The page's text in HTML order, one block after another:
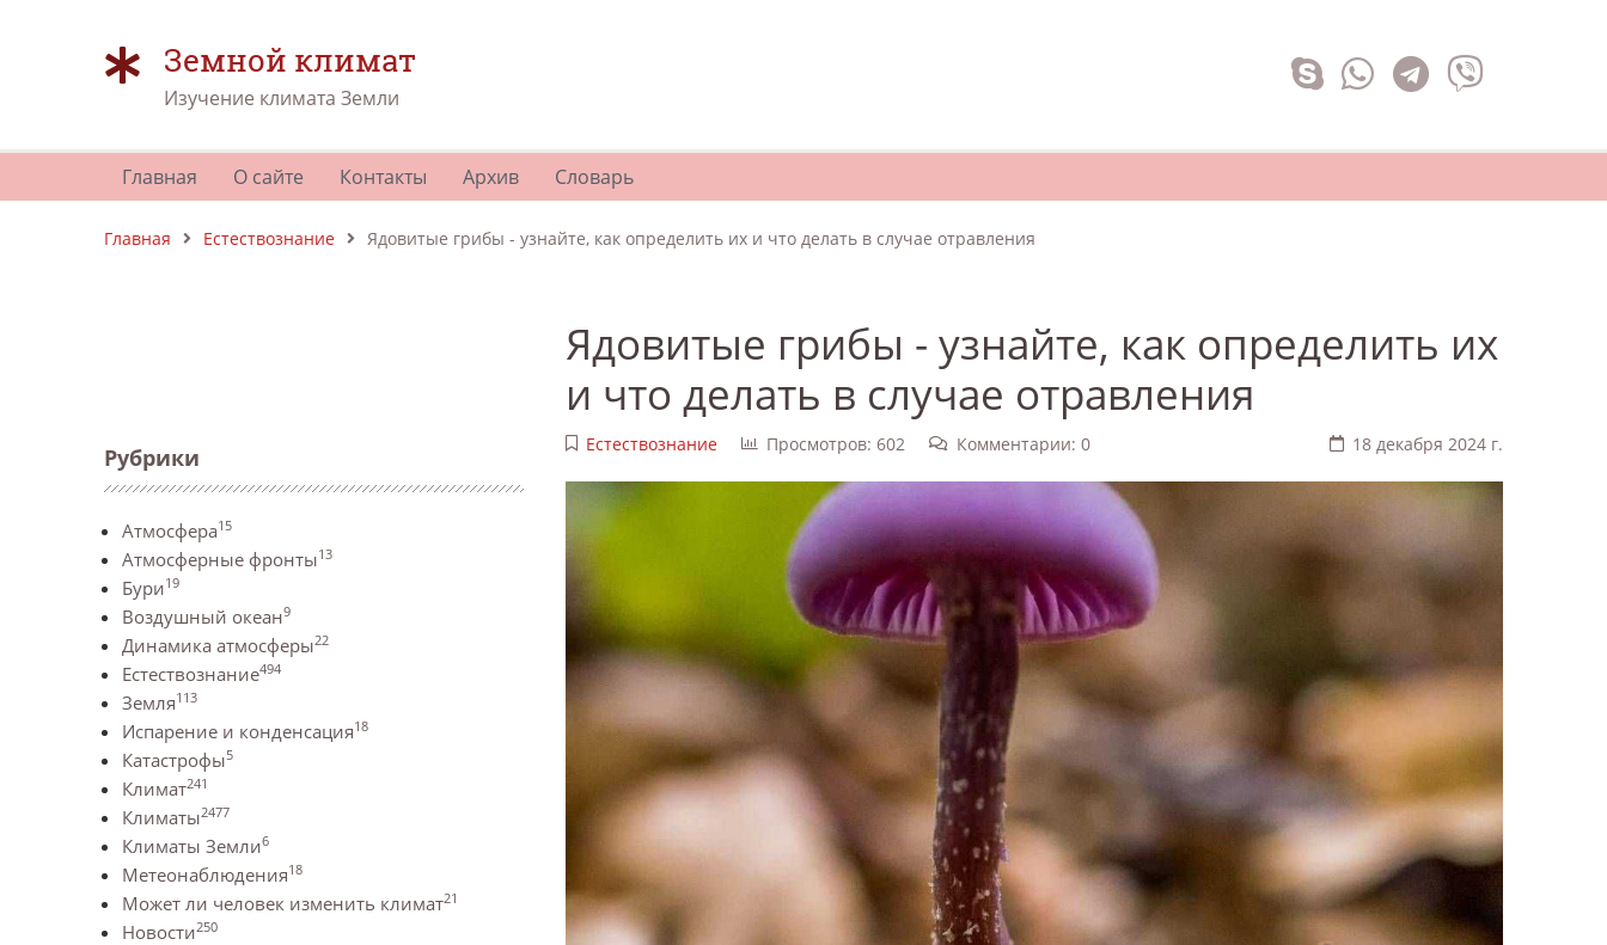
Земной климат
Изучение климата Земли
Главная О сайте Контакты Архив Словарь
Главная Естествознание Ядовитые грибы - узнайте, как определить их и что делать в случае отравления
Рубрики
Атмосфера15
Атмосферные фронты13
Бури19
Воздушный океан9
Динамика атмосферы22
Естествознание494
Земля113
Испарение и конденсация18
Катастрофы5
Климат241
Климаты2477
Климаты Земли6
Метеонаблюдения18
Может ли человек изменить климат21
Новости250
Ядовитые грибы - узнайте, как определить их
и что делать в случае отравления
Естествознание Просмотров: 602 Комментарии: 0 18 декабря 2024 г.